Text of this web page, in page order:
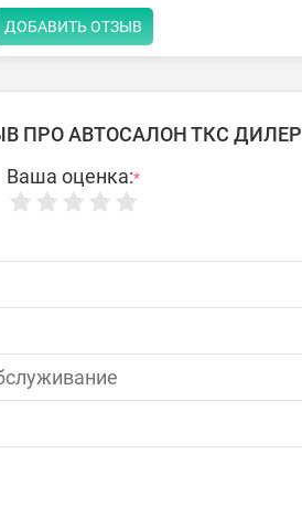
ДОБАВИТЬ ОТЗЫВ
ПРО АВТОСАЛОН ТКС ДИЛЕР
Ваша оценка:*